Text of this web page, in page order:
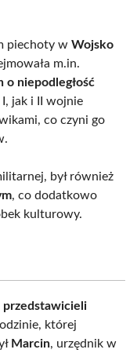
piechoty w Wojsko
m.in.
niepodległość
I, jak i II wojnie
co czyni go
był również
, co dodatkowo
kulturowy.
przedstawicieli
której
Marcin, urzędnik w